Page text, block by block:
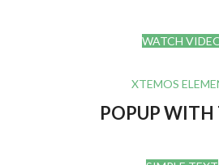
WATCH
XTEMOS
POPUP WITH